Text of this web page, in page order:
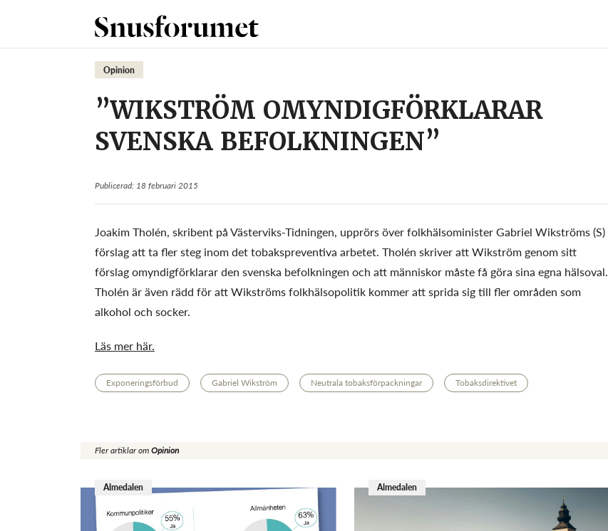
Opinion
”WIKSTRÖM OMYNDIGFÖRKLARAR
SVENSKA BEFOLKNINGEN”
Publicerad: 18 februari 2015
Joakim Tholén, skribent på Västerviks-Tidningen, upprörs över folkhälsominister Gabriel Wikströms (S)
förslag att ta fler steg inom det tobakspreventiva arbetet. Tholén skriver att Wikström genom sitt
förslag omyndigförklarar den svenska befolkningen och att människor måste få göra sina egna hälsoval.
Tholén är även rädd för att Wikströms folkhälsopolitik kommer att sprida sig till fler områden som
alkohol och socker.
Läs mer här.
Exponeringsförbud Gabriel Wikström Neutrala tobaksförpackningar Tobaksdirektivet
Fler artiklar omOpinion
Almedalen Almedalen